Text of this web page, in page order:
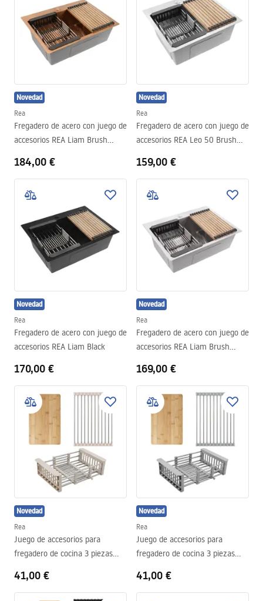
Novedad
Rea
Fregadero de acero con juego de
accesorios REA Liam Brush
184,00 €
Novedad
Rea
Fregadero de acero con juego de
accesorios REA Leo 50 Brush
159,00 €
Novedad
Rea
Fregadero de acero con juego de
accesorios REA Liam Black
170,00 €
Novedad
Rea
Fregadero de acero con juego de
accesorios REA Liam Brush
169,00 €
Novedad
Rea
Juego de accesorios para
fregadero de cocina 3 piezas
41,00 €
Novedad
Rea
Juego de accesorios para
fregadero de cocina 3 piezas
41,00 €